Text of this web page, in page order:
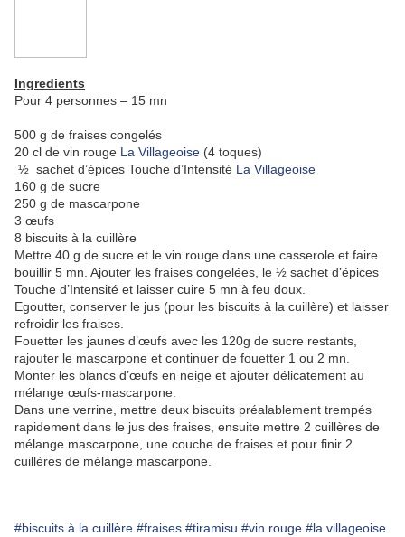
Ingredients
Pour 4 personnes – 15 mn
500 g de fraises congelés
20 cl de vin rouge La Villageoise (4 toques)
½ sachet d’épices Touche d’Intensité La Villageoise
160 g de sucre
250 g de mascarpone
3 œufs
8 biscuits à la cuillère
Mettre 40 g de sucre et le vin rouge dans une casserole et faire
bouillir 5 mn. Ajouter les fraises congelées, le ½ sachet d’épices
Touche d’Intensité et laisser cuire 5 mn à feu doux.
Egoutter, conserver le jus (pour les biscuits à la cuillère) et laisser
refroidir les fraises.
Fouetter les jaunes d’œufs avec les 120g de sucre restants,
rajouter le mascarpone et continuer de fouetter 1 ou 2 mn.
Monter les blancs d’œufs en neige et ajouter délicatement au
mélange œufs-mascarpone.
Dans une verrine, mettre deux biscuits préalablement trempés
rapidement dans le jus des fraises, ensuite mettre 2 cuillères de
mélange mascarpone, une couche de fraises et pour finir 2
cuillères de mélange mascarpone.
#biscuits à la cuillère #fraises #tiramisu #vin rouge #la villageoise